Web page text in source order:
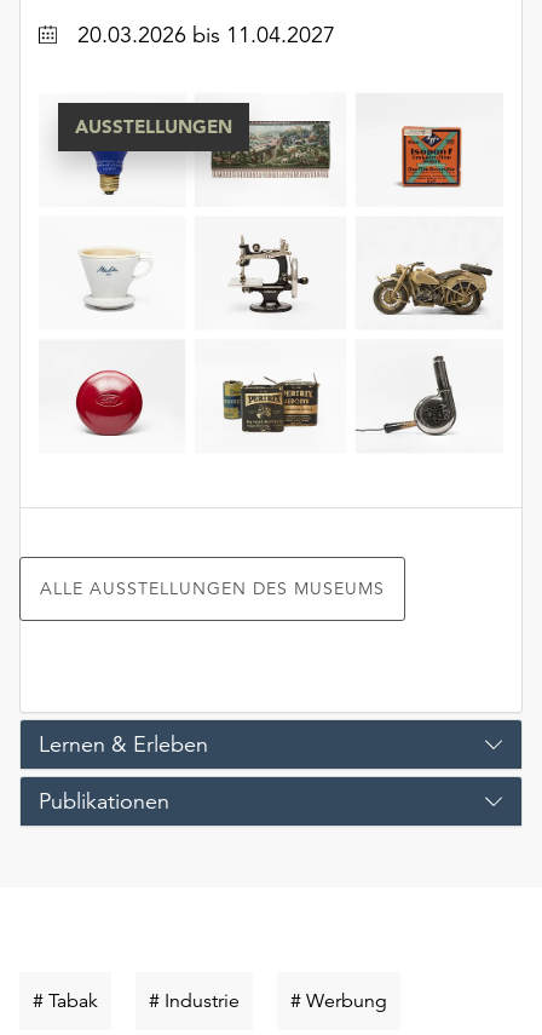
Datum20.03.2026 bis 11.04.2027
AUSSTELLUNGEN
ALLE AUSSTELLUNGEN DES MUSEUMS
Lernen & Erleben
Publikationen
# TabakSchlüsselwort
# Industrie Schlüsselwort
# Werbung